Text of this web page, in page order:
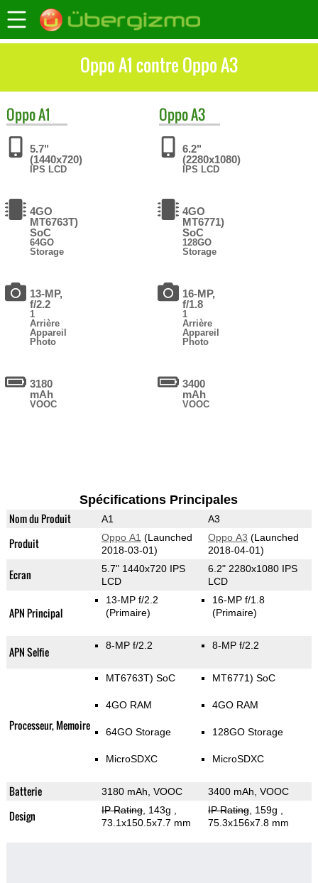
Oppo A1 contre Oppo A3
OppoA1
5.7"
(1440x720)
IPS LCD
4GO
MT6763T)
SoC
64GO
Storage
13-MP,
f/2.2
1
Arrière
Appareil
Photo
3180
mAh
VOOC
OppoA3
6.2"
(2280x1080)
IPS LCD
4GO
MT6771)
SoC
128GO
Storage
16-MP,
f/1.8
1
Arrière
Appareil
Photo
3400
mAh
VOOC
Spécifications Principales
Nom du Produit A1 A3
Produit Oppo A1 (Launched
2018-03-01)
Oppo A3 (Launched
2018-04-01)
Ecran
5.7" 1440x720 IPS
LCD
6.2" 2280x1080 IPS
LCD
APN Principal
13-MP f/2.2
(Primaire)
16-MP f/1.8
(Primaire)
APN Selfie 8-MP f/2.2 8-MP f/2.2
Processeur, Memoire
MT6763T) SoC
4GO RAM
64GO Storage
MicroSDXC
MT6771) SoC
4GO RAM
128GO Storage
MicroSDXC
Batterie 3180 mAh, VOOC 3400 mAh, VOOC
Design IP Rating, 143g
73.1x150.5x7.7 mm
IP Rating, 159g
75.3x156x7.8 mm